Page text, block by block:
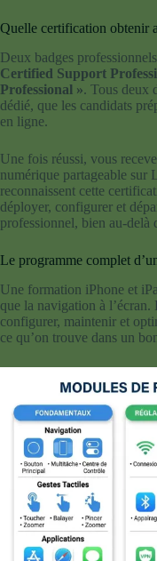
Quelle certification obtenir
Deux badges
Certified Support
Professional ». Tous deux
dédié, que les candidats
en ligne.
Une fois réussi, vous
numérique partageable
reconnaissent cette
déployer, configurer et
professionnel, bien au-delà
Le programme complet
Une formation iPhone et
que la navigation à
configurer, maintenir et
ce qu’on trouve dans un